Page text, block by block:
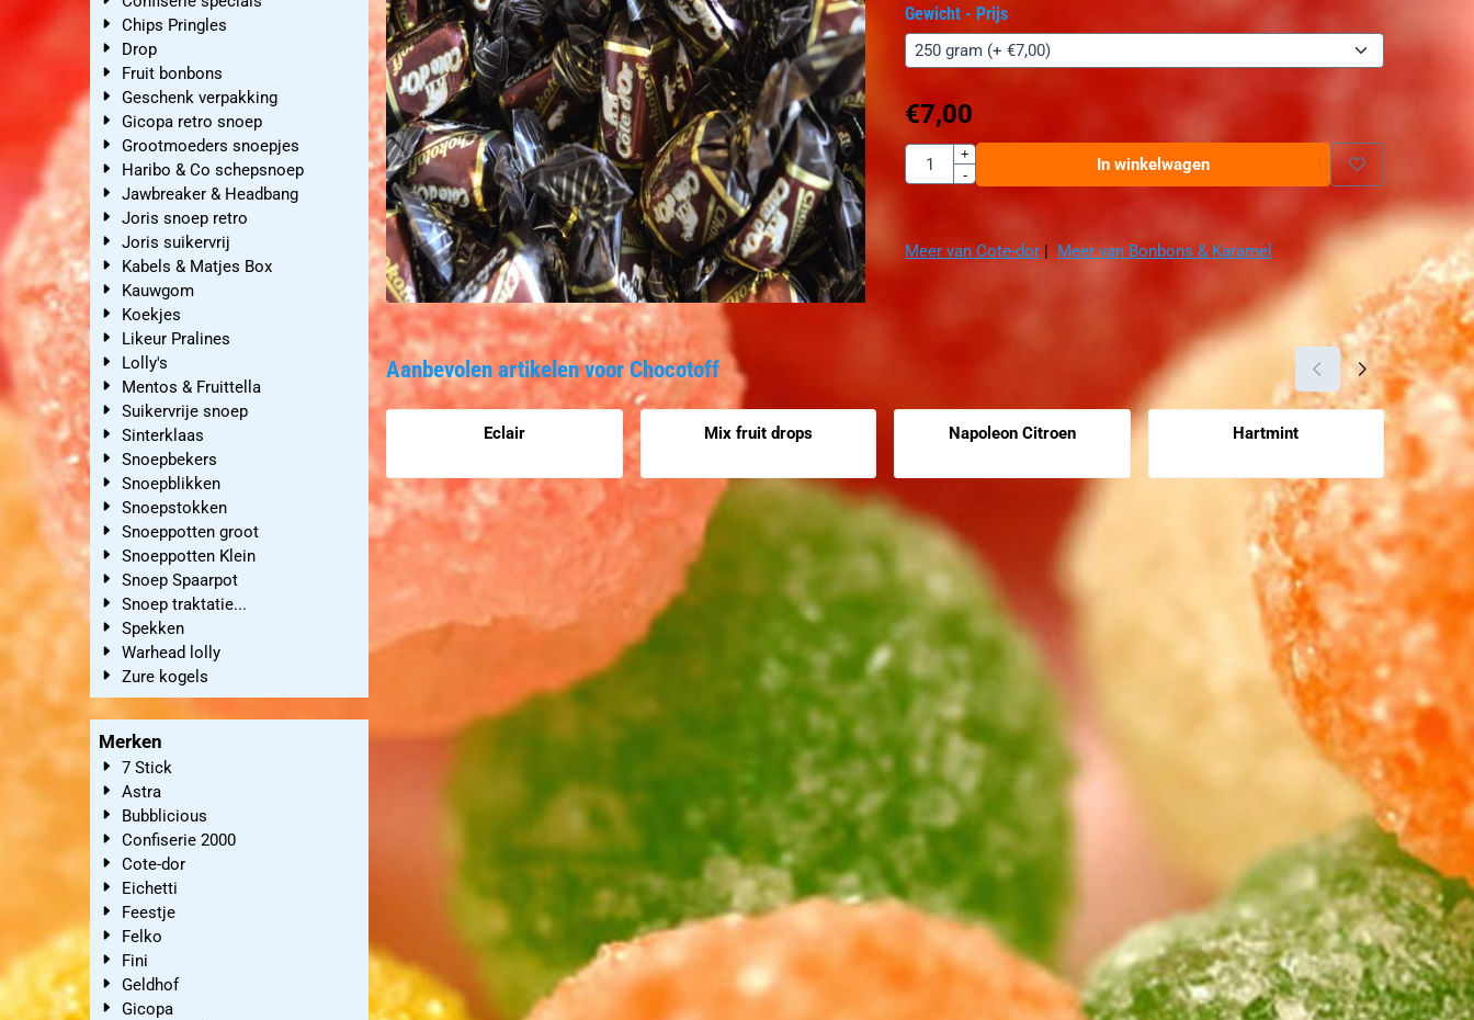
Chips Pringles
Drop
Fruit bonbons
Geschenk verpakking
Gicopa retro snoep
Grootmoeders snoepjes
Haribo & Co schepsnoep
Jawbreaker & Headbang
Joris snoep retro
Joris suikervrij
Kabels & Matjes Box
Kauwgom
Koekjes
Likeur Pralines
Lolly's
Mentos & Fruittella
Suikervrije snoep
Sinterklaas
Snoepbekers
Snoepblikken
Snoepstokken
Snoeppotten groot
Snoeppotten Klein
Snoep Spaarpot
Snoep traktatie...
Spekken
Warhead lolly
Zure kogels
Merken
7 Stick
Astra
Bubblicious
Confiserie 2000
Cote-dor
Eichetti
Feestje
Felko
Fini
Geldhof
Gicopa
Gewicht - Prijs
€7,00
Aantal
+
-
In winkelwagen
Meer van Cote-dor | Meer van Bonbons & Karamel
Aanbevolen artikelen voor Chocotoff
Eclair
Prijs niet zichtbaar
Mix fruit drops
Prijs niet zichtbaar
Napoleon Citroen
Prijs niet zichtbaar
Hartmint
Prijs niet zichtbaar Prijs